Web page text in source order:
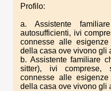
Profilo:
a. Assistente
autosufficienti, ivi
connesse alle
della casa ove vivono gli
b. Assistente familiare
sitter), ivi comprese,
connesse alle
della casa ove vivono gli